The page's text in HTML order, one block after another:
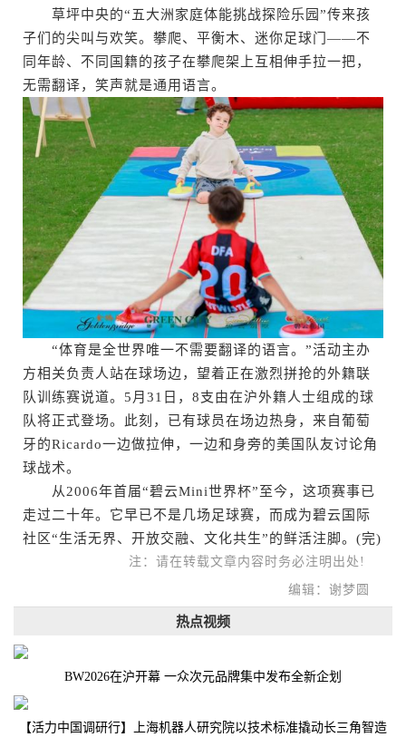
草坪中央的“五大洲家庭体能挑战探险乐园”传来孩
子们的尖叫与欢笑。攀爬、平衡木、迷你足球门——不
同年龄、不同国籍的孩子在攀爬架上互相伸手拉一把，
无需翻译，笑声就是通用语言。
“体育是全世界唯一不需要翻译的语言。”活动主办
方相关负责人站在球场边，望着正在激烈拼抢的外籍联
队训练赛说道。5月31日，8支由在沪外籍人士组成的球
队将正式登场。此刻，已有球员在场边热身，来自葡萄
牙的Ricardo一边做拉伸，一边和身旁的美国队友讨论角
球战术。
从2006年首届“碧云Mini世界杯”至今，这项赛事已
走过二十年。它早已不是几场足球赛，而成为碧云国际
社区“生活无界、开放交融、文化共生”的鲜活注脚。(完)
注：请在转载文章内容时务必注明出处!
编辑：谢梦圆
热点视频
BW2026在沪开幕 一众次元品牌集中发布全新企划
【活力中国调研行】上海机器人研究院以技术标准撬动长三角智造